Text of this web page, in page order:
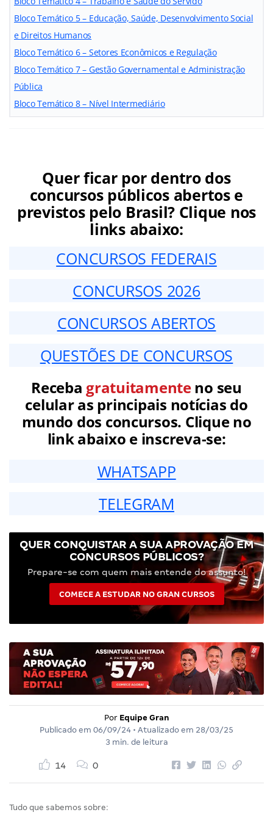
Bloco Temático 5 – Educação, Saúde, Desenvolvimento Social
e Direitos Humanos
Bloco Temático 6 – Setores Econômicos e Regulação
Bloco Temático 7 – Gestão Governamental e Administração
Pública
Bloco Temático 8 – Nível Intermediário
Quer ficar por dentro dos
concursos públicos abertos e
previstos pelo Brasil? Clique nos
links abaixo:
CONCURSOS FEDERAIS
CONCURSOS 2026
CONCURSOS ABERTOS
QUESTÕES DE CONCURSOS
Receba gratuitamenteno seu
celular as principais notícias do
mundo dos concursos. Clique no
link abaixo e inscreva-se:
WHATSAPP
TELEGRAM
QUER CONQUISTAR A SUA APROVAÇÃO EM
CONCURSOS PÚBLICOS?
Prepare-se com quem mais entende do assunto!
COMECE A ESTUDAR NO GRAN CURSOS
Por Equipe Gran
Publicado em 06/09/24 • Atualizado em 28/03/25
3 min. de leitura
14 0
Tudo que sabemos sobre: